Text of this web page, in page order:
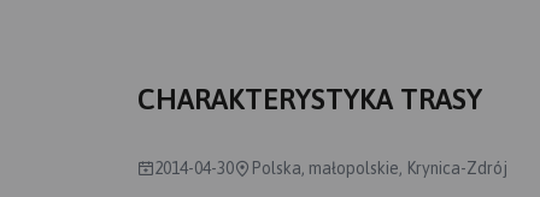
CHARAKTERYSTYKA TRASY
2014-04-30 Polska, małopolskie, Krynica-Zdrój